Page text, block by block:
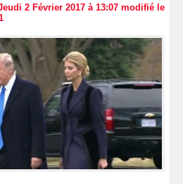
2 Février 2017 à 13:07 modifié le